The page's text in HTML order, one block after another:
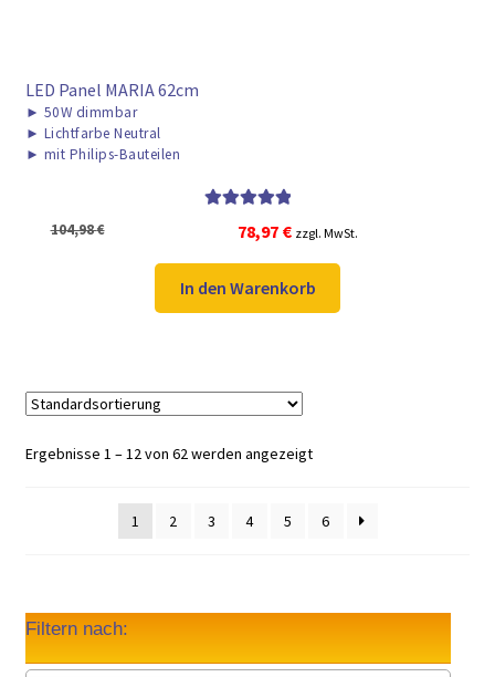
LED Panel MARIA 62cm
► 50W dimmbar
► Lichtfarbe Neutral
► mit Philips-Bauteilen
von 5
104,98€
Ursprünglicher
war:
104,98 €
78,97 €Aktueller
ist:
78,97 €.
zzgl. MwSt.
In den Warenkorb
Ergebnisse 1 – 12 von 62 werden angezeigt
1 2 3 4 5 6
Filtern nach: